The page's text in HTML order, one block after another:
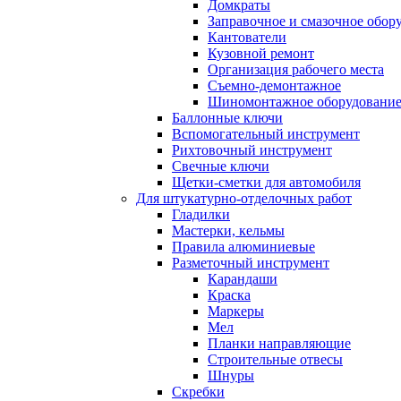
Домкраты
Заправочное и смазочное
Кантователи
Кузовной ремонт
Организация рабочего места
Съемно-демонтажное
Шиномонтажное оборудование
Баллонные ключи
Вспомогательный инструмент
Рихтовочный инструмент
Свечные ключи
Щетки-сметки для автомобиля
Для штукатурно-отделочных работ
Гладилки
Мастерки, кельмы
Правила алюминиевые
Разметочный инструмент
Карандаши
Краска
Маркеры
Мел
Планки направляющие
Строительные отвесы
Шнуры
Скребки